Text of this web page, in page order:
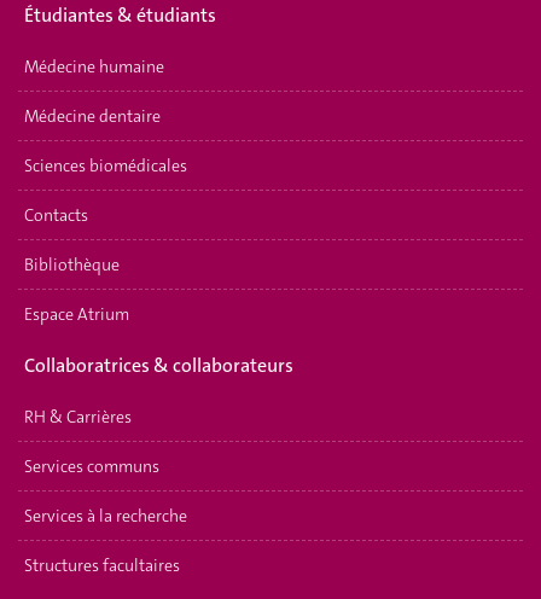
Étudiantes & étudiants
Médecine humaine
Médecine dentaire
Sciences biomédicales
Contacts
Bibliothèque
Espace Atrium
Collaboratrices & collaborateurs
RH & Carrières
Services communs
Services à la recherche
Structures facultaires